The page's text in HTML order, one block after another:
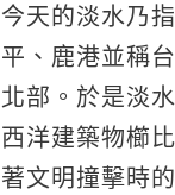
今天的淡水乃
平、鹿港並稱
北部。於是淡
西洋建築物櫛
著文明撞擊時